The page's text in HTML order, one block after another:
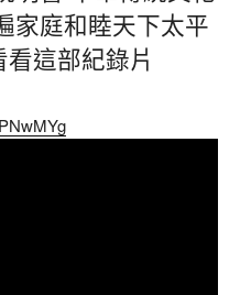
家庭和睦天下太平
這部紀錄片